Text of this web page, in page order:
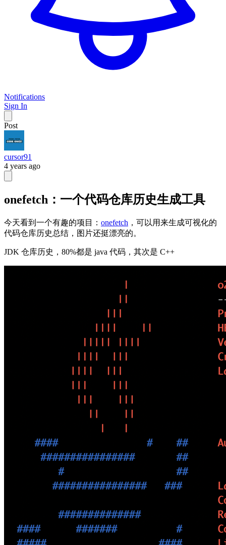
Notifications
Sign In
Post
cursor91
4 years ago
onefetch：一个代码仓库历史生成工具
今天看到一个有趣的项目： onefetch ，可以用来生成可视化的
代码仓库历史总结，图片还挺漂亮的。
JDK 仓库历史，80%都是 java 代码，其次是 C++